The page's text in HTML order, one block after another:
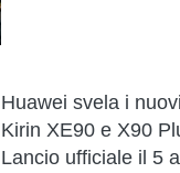
Huawei svela i
Kirin XE90 e X90
Lancio ufficiale il 5